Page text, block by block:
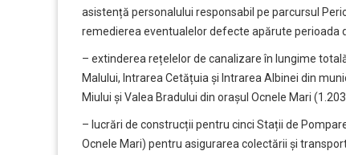
asistență personalului responsabil pe parcursul
remedierea eventualelor defecte apărute perioada
– extinderea rețelelor de canalizare în lungime
Malului, Intrarea Cetățuia și Intrarea Albinei din
Miului și Valea Bradului din orașul Ocnele Mari
– lucrări de construcții pentru cinci Stații de
Ocnele Mari) pentru asigurarea colectării și